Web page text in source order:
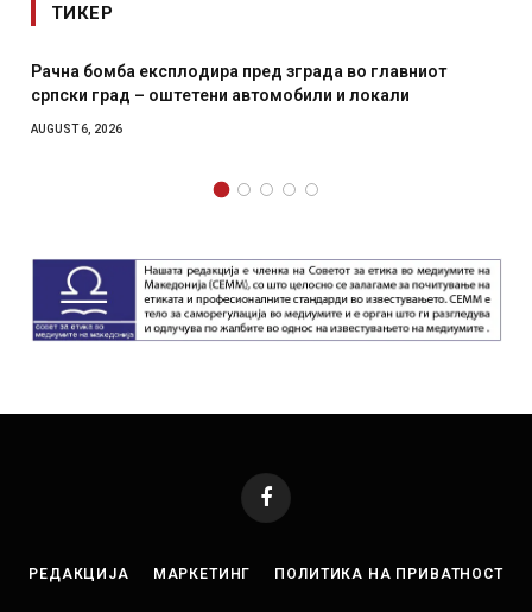
ТИКЕР
бомба експлодира пред зграда во главниот
град – оштетени автомобили и локали
6, 2026
Facebook
РЕДАКЦИЈА МАРКЕТИНГ ПОЛИТИКА НА ПРИВАТНОСТ